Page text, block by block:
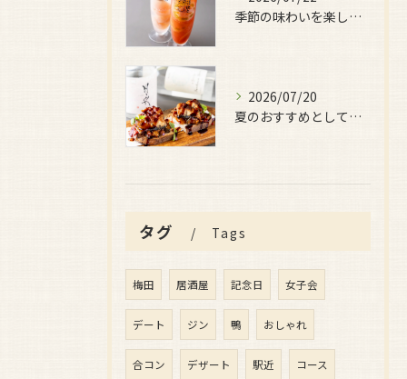
季節の味わいを楽しみたい日におすすめなのが、
2026/07/20
夏のおすすめとしてぜひ味わっていただきたいのが、
タグ Tags
梅田 居酒屋 記念日 女子会
デート ジン 鴨 おしゃれ
合コン デザート 駅近 コース